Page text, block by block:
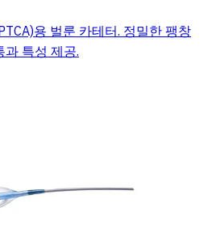
용 벌룬 카테터. 정밀한 팽창
과 특성 제공.